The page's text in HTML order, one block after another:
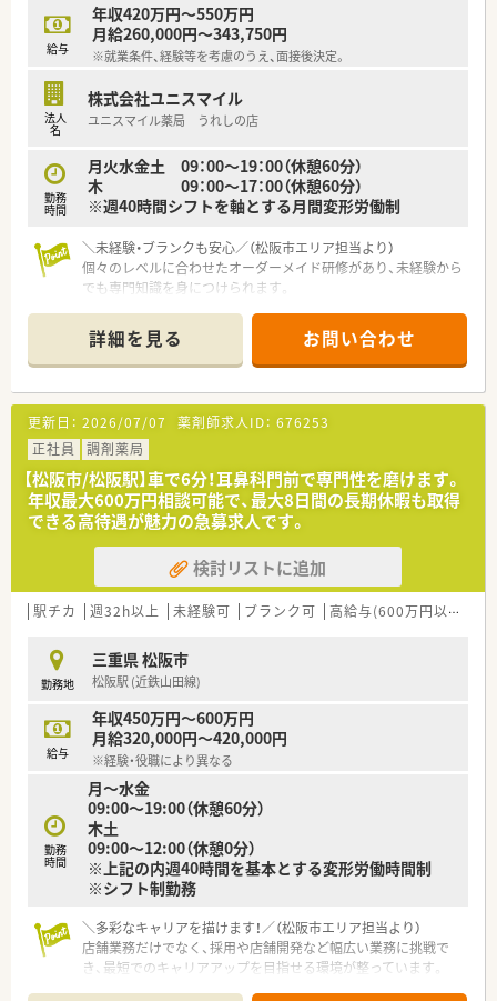
給与
年収420万円～550万円
月給260,000円～343,750円
※就業条件、経験等を考慮のうえ、面接後決定。
法人
名
株式会社ユニスマイル
ユニスマイル薬局 うれしの店
勤務
時間
月火水金土 09：00～19：00（休憩60分）
木 09：00～17：00（休憩60分）
※週40時間シフトを軸とする月間変形労働制
＼未経験・ブランクも安心／（松阪市エリア担当より）
個々のレベルに合わせたオーダーメイド研修があり、未経験から
でも専門知識を身につけられます。
【店舗情報と応需状況について】
■最寄り駅である伊勢中川駅から徒歩5分という好立地にあり、
通勤の負担が少なく働きやすい環境が整った急募の調剤薬局で
す。
■整形外科や皮膚科、眼科などの処方箋を1日平均200枚応需し、
施設や居宅への在宅業務にも積極的に取り組む職場です。
■常時5名から6名の薬剤師と事務スタッフが密に連携し、患者
様とじっくり向き合うマンツーマン体制を構築しています。
【こんな取り組みをしています】
■電子薬歴システムを全店舗へ導入しており、日々の入力作業を
効率化することで患者様と向き合う時間を十分に創出していま
す。
■個人の知識レベルに合わせた導入研修を実施し、経験の浅い方
■育児休業取得率100パーセントを実現し、小学校3年生まで利
用可能な時短勤務制度で子育て世代の働きやすさを追求してい
ます。
【こんな方にオススメ】
■強固な経営基盤を持つ安定した大手企業で、腰を据えて長期的
なキャリアを構築していきたいと考える方に最適な就業環境で
す。
■充実した研修制度やサポート体制の下で、薬剤師としての基礎
から応用まで着実にスキルアップを図りたい方におすすめいた
します。
■仕事でのやりがいを追求しつつ、家庭生活やプライベートの時
場です。
詳細を見る お問い合わせ
更新日： 2026/07/07 薬剤師求人ID： 676253
正社員
調剤薬局
【松阪市/松阪駅】車で6分！耳鼻科門前で専門性を磨けます。
年収最大600万円相談可能で、最大8日間の長期休暇も取得
できる高待遇が魅力の急募求人です。
検討リストに追加
駅チカ 週32h以上 未経験可 ブランク可 高給与(600万円以上)
勤務地
三重県 松阪市
松阪駅 (近鉄山田線)
給与
年収450万円～600万円
月給320,000円～420,000円
※経験・役職により異なる
勤務
時間
月～水金
09:00～19:00（休憩60分）
木土
09:00～12:00（休憩0分）
※上記の内週40時間を基本とする変形労働時間制
※シフト制勤務
＼多彩なキャリアを描けます！／（松阪市エリア担当より）
店舗業務だけでなく、採用や店舗開発など幅広い業務に挑戦で
き、最短でのキャリアアップを目指せる環境が整っています。